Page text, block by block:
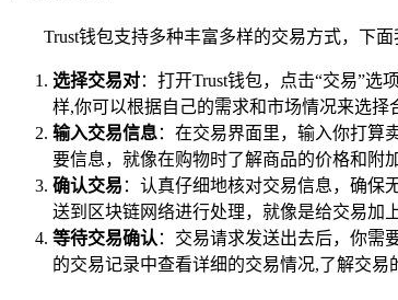
Trust钱包支持多种丰富多样的交易方式，下
选择交易对：打开Trust钱包，点击“交易”
样,你可以根据自己的需求和市场情况来选择
输入交易信息：在交易界面里，输入你打算
要信息，就像在购物时了解商品的价格和附
确认交易 ：认真仔细地核对交易信息，确保
送到区块链网络进行处理，就像是给交易加
等待交易确认：交易请求发送出去后，你需
的交易记录中查看详细的交易情况,了解交易